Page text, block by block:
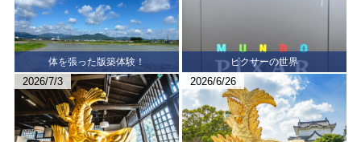
体を張った版築体験！ ピクサーの世界
2026/7/3 2026/6/26